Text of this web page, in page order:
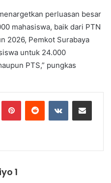
perluasan besar
mahasiswa, baik dari PTN
2026, Pemkot Surabaya
untuk 24.000
PTS,” pungkas
PinterestReddit VKontakteShare via Email
1